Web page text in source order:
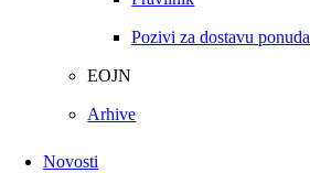
Pozivi za dostavu ponuda
EOJN
Arhive
Novosti